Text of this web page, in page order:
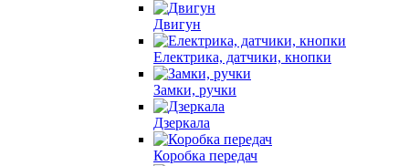
Двигун
Електрика, датчики, кнопки
Замки, ручки
Дзеркала
Коробка передач